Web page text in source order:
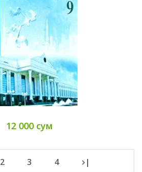
12 000 сум
2 3 4 |